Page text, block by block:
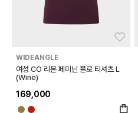
WIDEANGLE
여성 CO 리본 페미닌 폴로 티셔츠 L
(Wine)
169,000